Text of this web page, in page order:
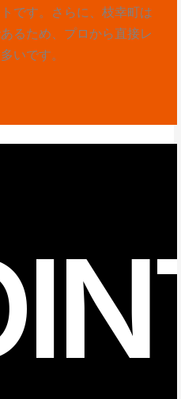
です。さらに、枝幸町は
るため、プロから直接レ
いです。